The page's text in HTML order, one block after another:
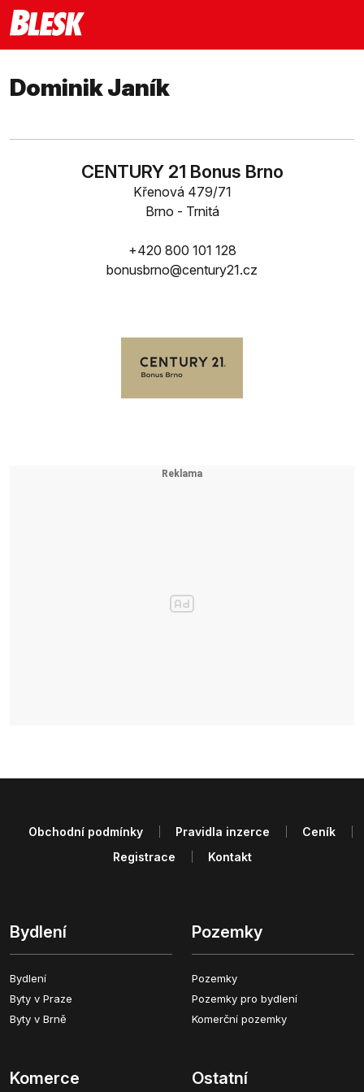
Dominik Janík
CENTURY 21 Bonus Brno
Křenová 479/71
Brno - Trnitá
+420 800 101 128
bonusbrno@century21.cz
Bydlení
Bydlení
Byty v Praze
Byty v Brně
Pozemky
Pozemky
Pozemky pro bydlení
Komerční pozemky
Komerce Ostatní
Obchodní podmínky Pravidla inzerce
Ceník
Registrace
Kontakt